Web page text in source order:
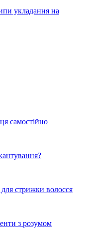
укладання на
самостійно
стрижки волосся
з розумом